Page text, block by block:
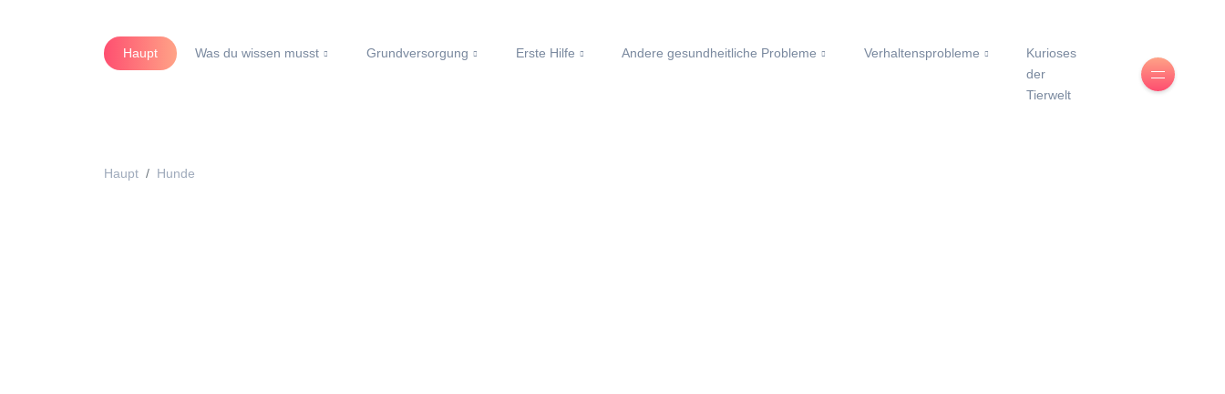
Haupt Was du wissen musst Grundversorgung Erste Hilfe Andere gesundheitliche Probleme Verhaltensprobleme
Kurioses
der
Tierwelt
Haupt Hunde